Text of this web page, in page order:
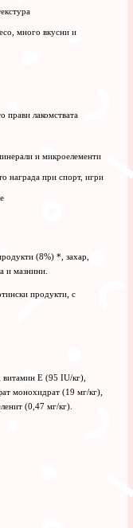
много вкусни и
прави лакомствата
и микроелементи
награда при спорт, игри
(8%) *, захар,
и мазнини.
продукти, с
E (95 IU/кг),
монохидрат (19 мг/кг),
(0,47 мг/кг).